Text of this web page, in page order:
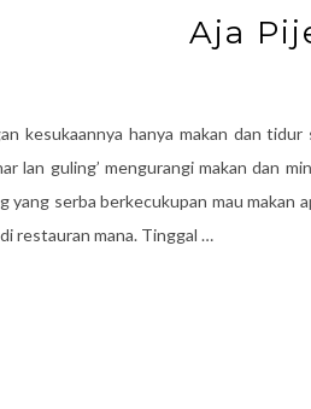
Aja
kesukaannya hanya makan dan
lan guling’ mengurangi makan dan
yang serba berkecukupan mau makan
restauran mana. Tinggal …